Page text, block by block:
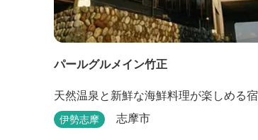
パールグルメイン竹正
天然温泉と新鮮な海鮮料理が楽しめる宿
伊勢志摩 志摩市